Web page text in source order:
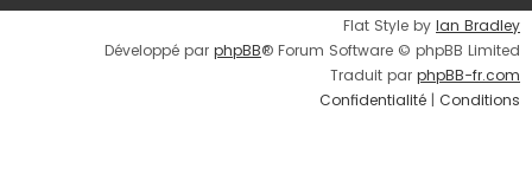
Flat Style by Ian Bradley
Développé par phpBB® Forum Software © phpBB Limited
Traduit par phpBB-fr.com
Confidentialité | Conditions